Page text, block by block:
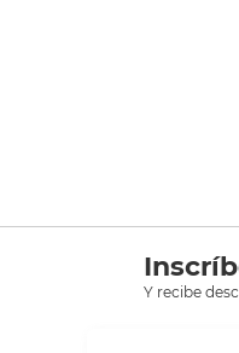
Y recibe